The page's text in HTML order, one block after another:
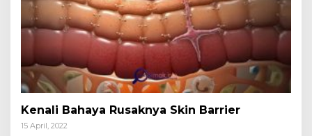
Kenali Bahaya Rusaknya Skin Barrier
15 April, 2022